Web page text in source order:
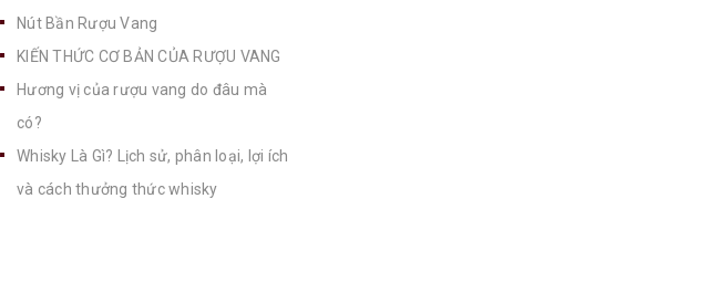
Nút Bần Rượu Vang
KIẾN THỨC CƠ BẢN CỦA RƯỢU VANG
Hương vị của rượu vang do đâu mà
có?
Whisky Là Gì? Lịch sử, phân loại, lợi ích
và cách thưởng thức whisky